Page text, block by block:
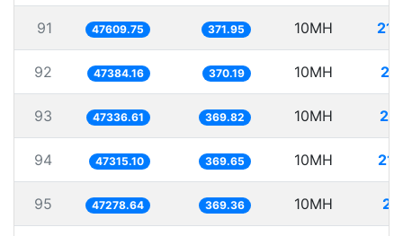
91 47609.75 371.95 10MH
92 47384.16 370.19 10MH
93 47336.61 369.82 10MH
94 47315.10 369.65 10MH
95 47278.64 369.36 10MH